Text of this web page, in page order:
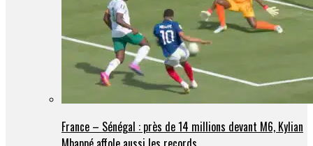
France – Sénégal : près de 14 millions devant M6, Kylian